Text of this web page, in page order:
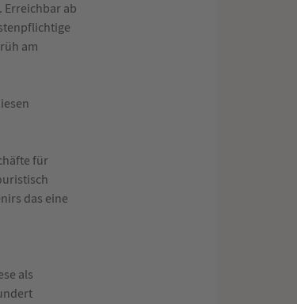
Erreichbar ab
am
für
das eine
als